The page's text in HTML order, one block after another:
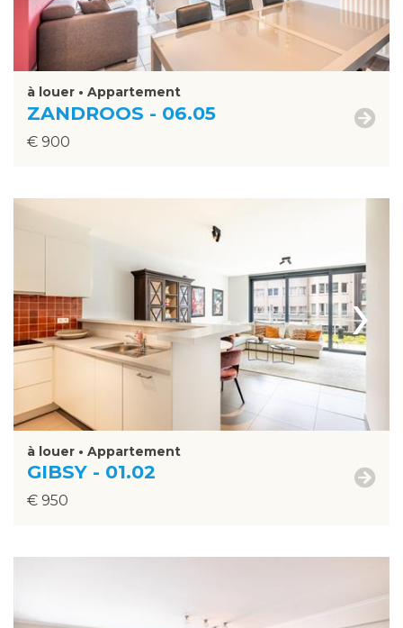
à louer • Appartement
ZANDROOS - 06.05
€ 900
›
à louer • Appartement
GIBSY - 01.02
€ 950